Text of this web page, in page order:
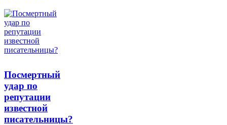
Посмертный
удар по
репутации
известной
писательницы?